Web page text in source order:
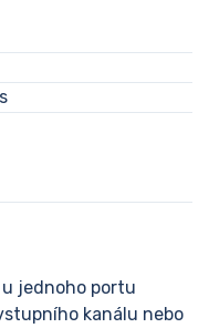
jednoho portu
kanálu nebo